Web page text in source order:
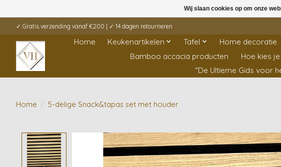
✓ Gratis verzending vanaf €200 | ✓ 14 dagen retourneren
Home Keukenartikelen Tafel Home decoratie
Bamboo accacia producten
Hoe kies
“De Ultieme Gids voor
Home / 5-delige Snack&tapas set met houder
Product image slideshow Items
Wij slaan cookies op om onze